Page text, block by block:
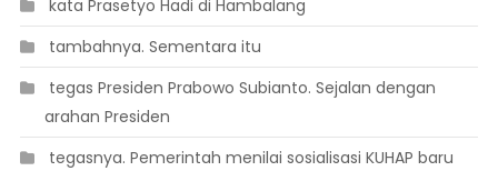
 kata Prasetyo Hadi di Hambalang
 tambahnya. Sementara itu
 tegas Presiden Prabowo Subianto. Sejalan dengan
arahan Presiden
 tegasnya. Pemerintah menilai sosialisasi KUHAP baru